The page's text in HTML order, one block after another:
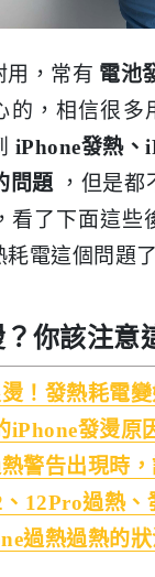
用，常有 電池
的，相信很多
iPhone發熱、
問題
，但是
看了下面這些
電這個問題了
你該注意
！發熱耗電
iPhone發燙原
警告出現時
12Pro過熱、
過熱過熱的